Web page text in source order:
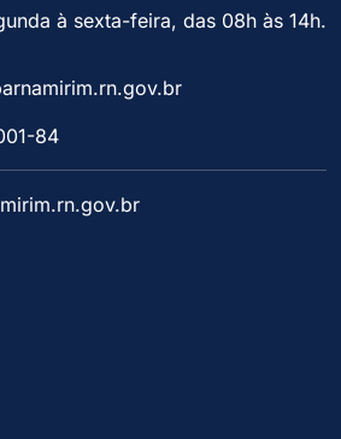
à sexta-feira, das 08h às 14h.
84